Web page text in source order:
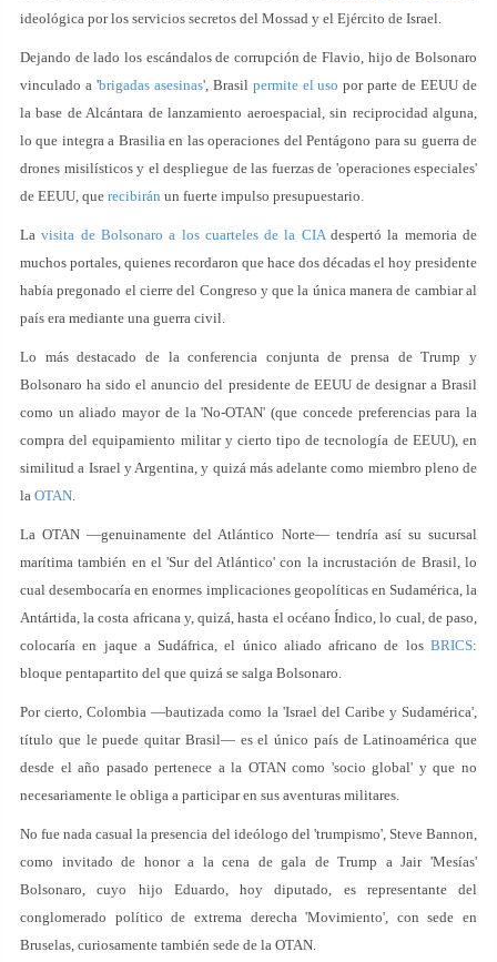
ideológica por los servicios secretos del Mossad y el Ejército de Israel.
Dejando de lado los escándalos de corrupción de Flavio, hijo de Bolsonaro
vinculado a 'brigadas asesinas', Brasil permite el uso por parte de EEUU de
la base de Alcántara de lanzamiento aeroespacial, sin reciprocidad alguna,
lo que integra a Brasilia en las operaciones del Pentágono para su guerra de
drones misilísticos y el despliegue de las fuerzas de 'operaciones especiales'
de EEUU, que recibirán un fuerte impulso presupuestario.
Lavisita de Bolsonaro a los cuarteles de la CIAdespertó la memoria de
muchos portales, quienes recordaron que hace dos décadas el hoy presidente
había pregonado el cierre del Congreso y que la única manera de cambiar al
país era mediante una guerra civil.
Lo más destacado de la conferencia conjunta de prensa de Trump y
Bolsonaro ha sido el anuncio del presidente de EEUU de designar a Brasil
como un aliado mayor de la 'No-OTAN' (que concede preferencias para la
compra del equipamiento militar y cierto tipo de tecnología de EEUU), en
similitud a Israel y Argentina, y quizá más adelante como miembro pleno de
la OTAN.
La OTAN —genuinamente del Atlántico Norte— tendría así su sucursal
marítima también en el 'Sur del Atlántico' con la incrustación de Brasil, lo
cual desembocaría en enormes implicaciones geopolíticas en Sudamérica, la
Antártida, la costa africana y, quizá, hasta el océano Índico, lo cual, de paso,
colocaría en jaque a Sudáfrica, el único aliado africano de los BRICS:
bloque pentapartito del que quizá se salga Bolsonaro.
Por cierto, Colombia —bautizada como la 'Israel del Caribe y Sudamérica',
título que le puede quitar Brasil— es el único país de Latinoamérica que
desde el año pasado pertenece a la OTAN como 'socio global' y que no
necesariamente le obliga a participar en sus aventuras militares.
No fue nada casual la presencia del ideólogo del 'trumpismo', Steve Bannon,
como invitado de honor a la cena de gala de Trump a Jair 'Mesías'
Bolsonaro, cuyo hijo Eduardo, hoy diputado, es representante del
conglomerado político de extrema derecha 'Movimiento', con sede en
Bruselas, curiosamente también sede de la OTAN.